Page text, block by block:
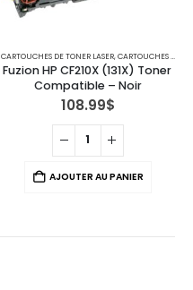
CARTOUCHES DE TONER LASER,CARTOUCHES POUR IMPRIMANTES HP
Fuzion HP CF210X (131X) Toner
Compatible – Noir
108.99$
AJOUTER AU PANIER